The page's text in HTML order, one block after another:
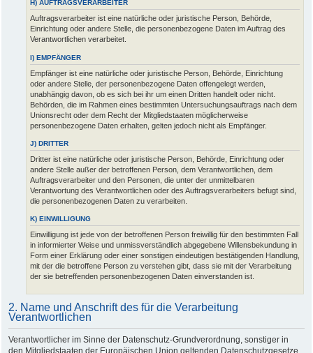
H) AUFTRAGSVERARBEITER
Auftragsverarbeiter ist eine natürliche oder juristische Person, Behörde,
Einrichtung oder andere Stelle, die personenbezogene Daten im Auftrag des
Verantwortlichen verarbeitet.
I) EMPFÄNGER
Empfänger ist eine natürliche oder juristische Person, Behörde, Einrichtung
oder andere Stelle, der personenbezogene Daten offengelegt werden,
unabhängig davon, ob es sich bei ihr um einen Dritten handelt oder nicht.
Behörden, die im Rahmen eines bestimmten Untersuchungsauftrags nach dem
Unionsrecht oder dem Recht der Mitgliedstaaten möglicherweise
personenbezogene Daten erhalten, gelten jedoch nicht als Empfänger.
J) DRITTER
Dritter ist eine natürliche oder juristische Person, Behörde, Einrichtung oder
andere Stelle außer der betroffenen Person, dem Verantwortlichen, dem
Auftragsverarbeiter und den Personen, die unter der unmittelbaren
Verantwortung des Verantwortlichen oder des Auftragsverarbeiters befugt sind,
die personenbezogenen Daten zu verarbeiten.
K) EINWILLIGUNG
Einwilligung ist jede von der betroffenen Person freiwillig für den bestimmten Fall
in informierter Weise und unmissverständlich abgegebene Willensbekundung in
Form einer Erklärung oder einer sonstigen eindeutigen bestätigenden Handlung,
mit der die betroffene Person zu verstehen gibt, dass sie mit der Verarbeitung
der sie betreffenden personenbezogenen Daten einverstanden ist.
2. Name und Anschrift des für die Verarbeitung
Verantwortlichen
Verantwortlicher im Sinne der Datenschutz-Grundverordnung, sonstiger in
den Mitgliedstaaten der Europäischen Union geltenden Datenschutzgesetze